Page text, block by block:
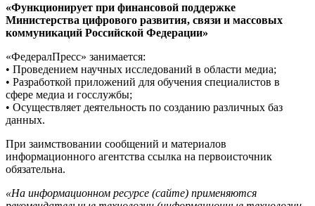
«Функционирует при финансовой поддержке
Министерства цифрового развития, связи и массовых
коммуникаций Российской Федерации»
«ФедералПресс» занимается:
• Проведением научных исследований в области медиа;
• Разработкой приложений для обучения специалистов в
сфере медиа и госслужбы;
• Осуществляет деятельность по созданию различных баз
данных.
При заимствовании сообщений и материалов
информационного агентства ссылка на первоисточник
обязательна.
«На информационном ресурсе (сайте) применяются